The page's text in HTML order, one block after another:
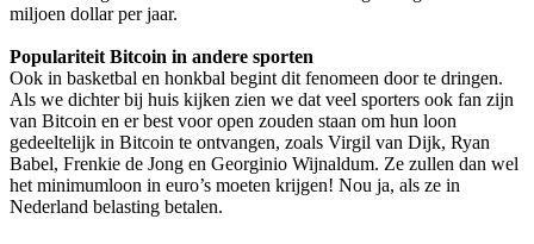
miljoen dollar per jaar.
Populariteit Bitcoin in andere sporten
Ook in basketbal en honkbal begint dit fenomeen door te dringen.
Als we dichter bij huis kijken zien we dat veel sporters ook fan zijn
van Bitcoin en er best voor open zouden staan om hun loon
gedeeltelijk in Bitcoin te ontvangen, zoals Virgil van Dijk, Ryan
Babel, Frenkie de Jong en Georginio Wijnaldum. Ze zullen dan wel
het minimumloon in euro’s moeten krijgen! Nou ja, als ze in
Nederland belasting betalen.